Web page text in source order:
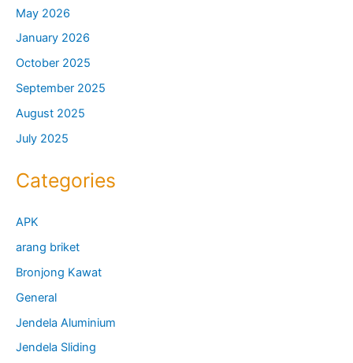
May 2026
January 2026
October 2025
September 2025
August 2025
July 2025
Categories
APK
arang briket
Bronjong Kawat
General
Jendela Aluminium
Jendela Sliding